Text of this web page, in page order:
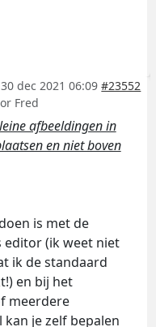
30 dec 2021 06:09 #23552
Fred
afbeeldingen in
en niet boven
is met de
editor (ik weet niet
ik de standaard
en bij het
meerdere
je zelf bepalen